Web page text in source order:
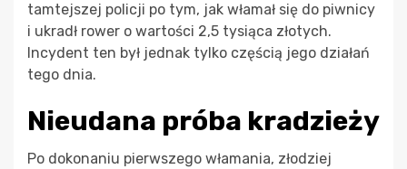
tamtejszej policji po tym, jak włamał się do piwnicy
i ukradł rower o wartości 2,5 tysiąca złotych.
Incydent ten był jednak tylko częścią jego działań
tego dnia.
Nieudana próba kradzieży
Po dokonaniu pierwszego włamania, złodziej